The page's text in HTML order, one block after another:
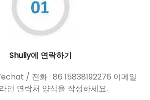
Shuliy에 연락하기
/ 전화 : 86 15838192276 이메일
인 연락처 양식을 작성하세요.